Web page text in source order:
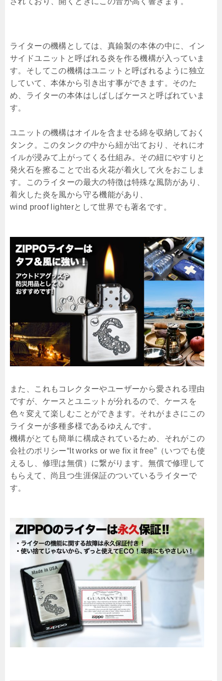
ライターの機構としては、真鍮製の本体の中に、イン
サイドユニットと呼ばれる炎を作る機構が入っていま
す。そしてこの機構はユニットと呼ばれるように独立
していて、本体から引き出す事ができます。そのた
め、ライターの本体はしばしばケースと呼ばれていま
す。
ユニットの機構はオイルを含ませる綿を収納しておく
タンク。このタンクの中から紐が出ており、それにオ
イルが浸みて上がってくる仕組み。その紐にやすりと
発火石を擦ることで出る火花が着火して火をおこしま
す。このライターの最大の特徴は特殊な風防があり、
着火した炎を風から守る機能があり、
wind proof lighterとして世界でも著名です。
また、これもコレクターやユーザーから愛される理由
ですが、ケースとユニットが分れるので、ケースを
色々変えて楽しむことができます。それがまさにこの
ライターが多種多様であるゆえんです。
機構がとても簡単に構成されているため、それがこの
会社のポリシー“It works or we fix it free”（いつでも使
えるし、修理は無償）に繋がります。無償で修理して
もらえて、尚且つ生涯保証のついているライターで
す。